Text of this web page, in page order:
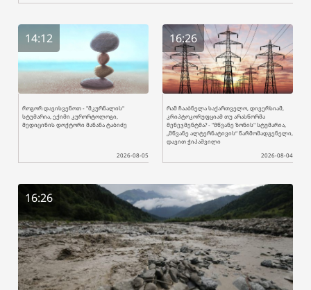
14:12
როგორ დავისვენოთ - "მკურნალის"
სტუმარია, ექიმი კურორტოლოგი,
მედიცინის დოქტორი მანანა ტაბიძე
2026-08-05
16:26
რამ ჩააბნელა საქართველო, დივერსიამ,
კრიპტოკორუფციამ თუ არასწორმა
მენეჯმენტმა? - "მწვანე ზონის" სტუმარია,
„მწვანე ალტერნატივის“ წარმომადგენელი,
დავით ჭიპაშვილი
2026-08-04
16:26